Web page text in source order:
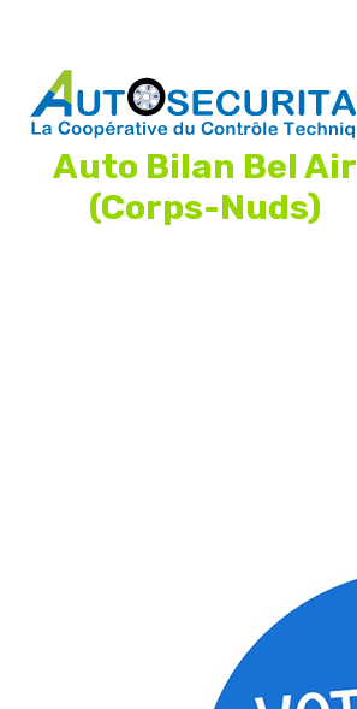
Auto Bilan Bel Air
(Corps-Nuds)